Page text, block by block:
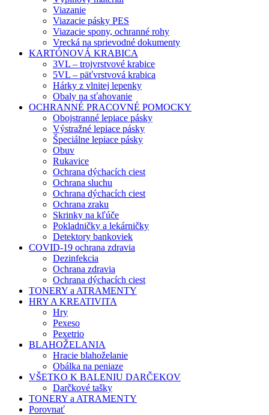
Viazanie
Viazacie pásky PES
Viazacie spony, ochranné rohy
Vrecká na sprievodné dokumenty
KARTÓNOVÁ KRABICA
3VL – trojvrstvové krabice
5VL – päťvrstvová krabica
Hárky z vlnitej lepenky
Obaly na sťahovanie
OCHRANNÉ PRACOVNÉ POMOCKY
Obojstranné lepiace pásky
Výstražné lepiace pásky
Špeciálne lepiace pásky
Obuv
Rukavice
Ochrana dýchacích ciest
Ochrana sluchu
Ochrana dýchacích ciest
Ochrana zraku
Skrinky na kľúče
Pokladničky a lekárničky
Detektory bankoviek
COVID-19 ochrana zdravia
Dezinfekcia
Ochrana zdravia
Ochrana dýchacích ciest
TONERY a ATRAMENTY
HRY A KREATIVITA
Hry
Pexeso
Pexetrio
BLAHOŽELANIA
Hracie blahoželanie
Obálka na peniaze
VŠETKO K BALENIU DARČEKOV
Darčkové tašky
TONERY a ATRAMENTY
Porovnať